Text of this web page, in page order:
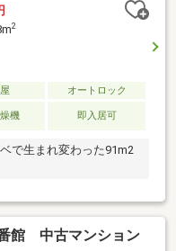
2
オートロック
機 即入居可
で生まれ変わった91m2
館 中古マンション